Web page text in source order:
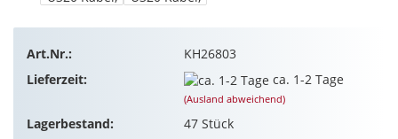
Art.Nr.:
KH26803
Lieferzeit:
ca. 1-2 Tage
(Ausland abweichend)
Lagerbestand: 47 Stück